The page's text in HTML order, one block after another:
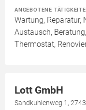
ANGEBOTENE
Wartung,
Austausch,
Thermostat,
Lott GmbH
Sandkuhlenweg 1,